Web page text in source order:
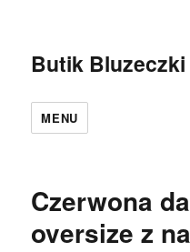
Butik
MENU
Czerwona
oversize z